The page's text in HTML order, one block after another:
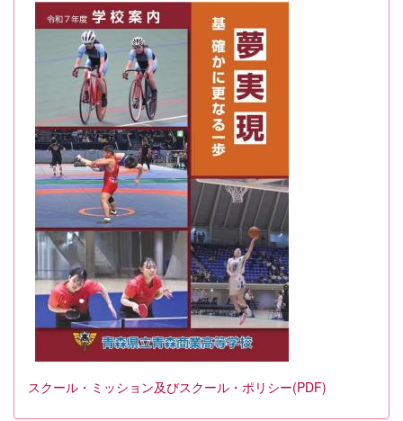
スクール・ミッション及びスクール・ポリシー(PDF)